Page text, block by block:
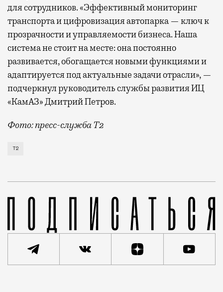
для сотрудников. «Эффективный мониторинг
транспорта и цифровизация автопарка — ключ к
прозрачности и управляемости бизнеса. Наша
система не стоит на месте: она постоянно
развивается, обогащается новыми функциями и
адаптируется под актуальные задачи отрасли», —
подчеркнул руководитель службы развития ИЦ
«КамАЗ» Дмитрий Петров.
Фото: пресс-служба Т2
Т2 развивает решения для автомобильной
Т2